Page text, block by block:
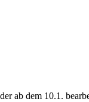
ab dem 10.1.